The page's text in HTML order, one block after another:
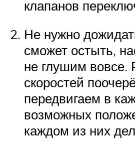
клапанов
Не нужно
сможет остыть,
не глушим вовсе.
скоростей
передвигаем в
возможных
каждом из них